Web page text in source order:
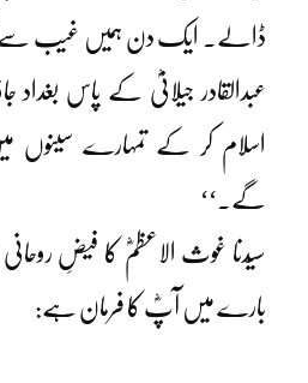
ڈالے۔ ایک دن ہمیں غیب سے
عبدالقادر جیلانیؓ کے پاس بغداد
اسلام کر کے تمہارے سینوں
گے۔‘‘
سیّدنا غوث الاعظمؓ کا فیضِ
بارے میں آپؓ کا فرمان ہے: